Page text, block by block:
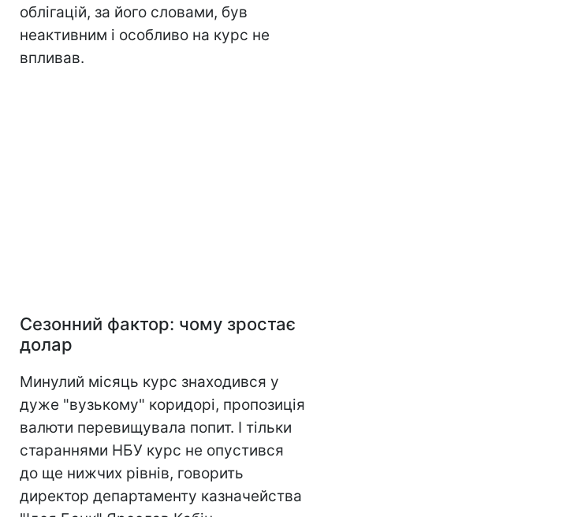
облігацій, за його словами, був
неактивним і особливо на курс не
впливав.
Сезонний фактор: чому зростає
долар
Минулий місяць курс знаходився у
дуже "вузькому" коридорі, пропозиція
валюти перевищувала попит. І тільки
стараннями НБУ курс не опустився
до ще нижчих рівнів, говорить
директор департаменту казначейства